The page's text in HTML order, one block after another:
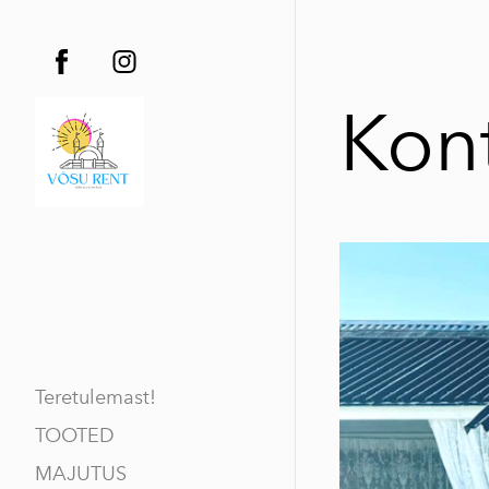
Teretulemast!
TOOTED
MAJUTUS